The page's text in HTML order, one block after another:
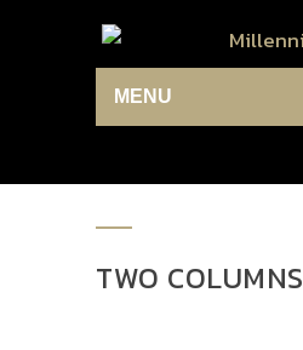
MENU
TWO COLUMNS